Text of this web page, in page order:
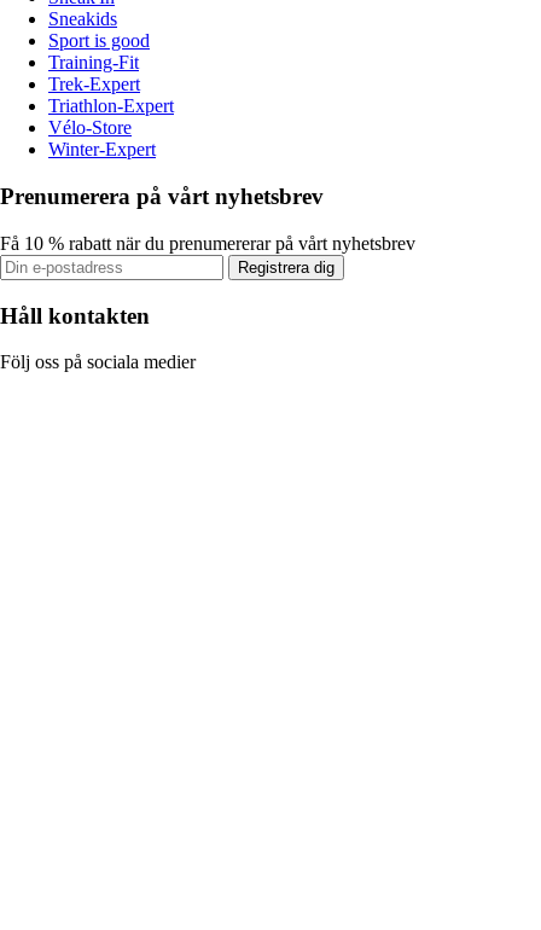
Sneakids
Sport is good
Training-Fit
Trek-Expert
Triathlon-Expert
Vélo-Store
Winter-Expert
Prenumerera på vårt nyhetsbrev
Få 10 % rabatt när du prenumererar på vårt nyhetsbrev
Registrera dig
Håll kontakten
Följ oss på sociala medier